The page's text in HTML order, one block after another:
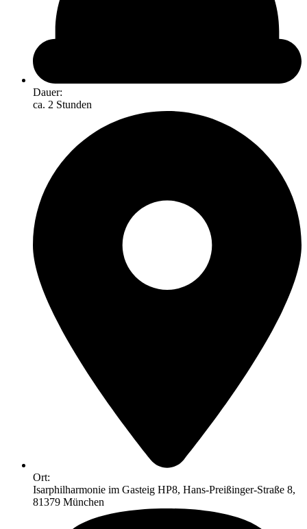
Dauer:
ca. 2 Stunden
Ort:
Isarphilharmonie im Gasteig HP8, Hans-Preißinger-Straße 8,
81379 München